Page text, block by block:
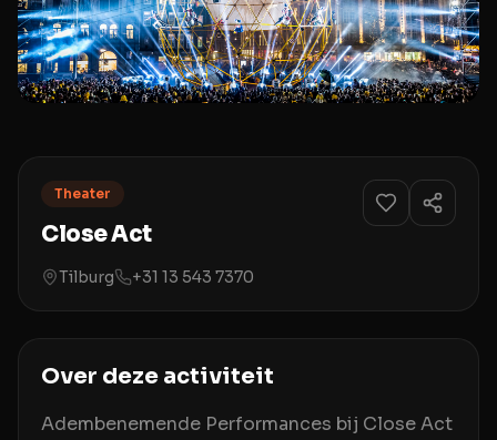
Theater
Close Act
Tilburg +31 13 543 7370
Over deze activiteit
Adembenemende Performances bij Close Act